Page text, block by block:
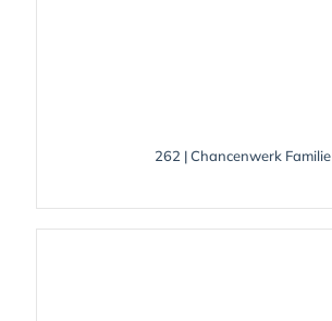
262 | Chancenwerk Familie